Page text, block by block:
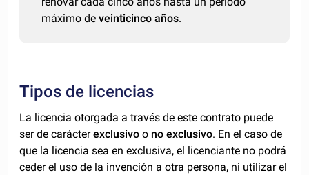
máximo deveinticinco años.
Tipos de licencias
La licencia otorgada a través de este contrato puede
ser de carácterexclusivo o no exclusivo. En el caso de
que la licencia sea en exclusiva, el licenciante no podrá
ceder el uso de la invención a otra persona, ni utilizar el